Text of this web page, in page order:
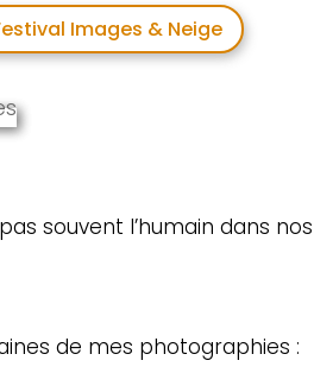
Images & Neige
souvent l’humain dans nos
de mes photographies :